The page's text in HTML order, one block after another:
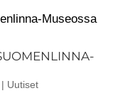
| Uutiset